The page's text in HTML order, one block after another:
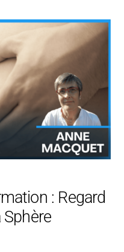
: Regard